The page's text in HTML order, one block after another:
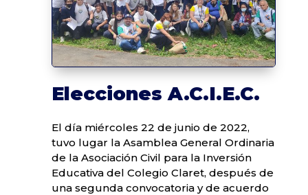
Elecciones A.C.I.E.C.
El día miércoles 22 de junio de 2022,
tuvo lugar la Asamblea General Ordinaria
de la Asociación Civil para la Inversión
Educativa del Colegio Claret, después de
una segunda convocatoria y de acuerdo